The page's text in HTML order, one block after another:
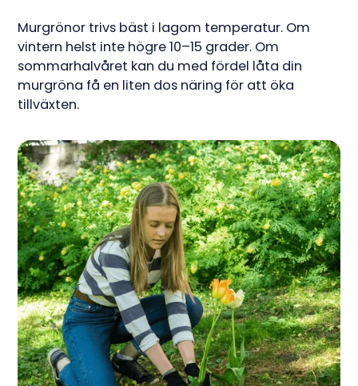
Murgrönor trivs bäst i lagom temperatur. Om
vintern helst inte högre 10–15 grader. Om
sommarhalvåret kan du med fördel låta din
murgröna få en liten dos näring för att öka
tillväxten.